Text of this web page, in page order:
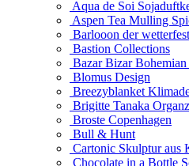
Aqua de Soi
Aspen Tea Mulling
Barlooon der
Bastion Collections
Bazar Bizar
Blomus Design
Breezyblanket
Brigitte Tanaka
Broste Copenhagen
Bull & Hunt
Cartonic Skulptur aus
Chocolate in a Bottle